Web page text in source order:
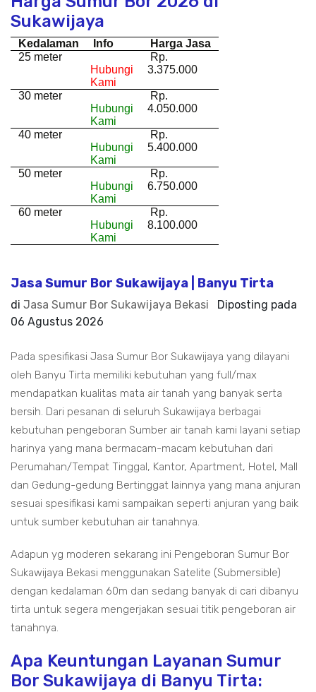
Sukawijaya
Kedalaman Info
Harga Jasa
25 meter
Hubungi
Kami
Rp.
3.375.000
30 meter
Hubungi
Kami
Rp.
4.050.000
40 meter
Hubungi
Kami
Rp.
5.400.000
50 meter
Hubungi
Kami
Rp.
6.750.000
60 meter
Hubungi
Kami
Rp.
8.100.000
Jasa Sumur Bor Sukawijaya | Banyu Tirta
di Jasa Sumur Bor Sukawijaya Bekasi
Diposting pada
06 Agustus 2026
Pada spesifikasi Jasa Sumur Bor Sukawijaya yang dilayani
oleh Banyu Tirta memiliki kebutuhan yang full/max
mendapatkan kualitas mata air tanah yang banyak serta
bersih. Dari pesanan di seluruh Sukawijaya berbagai
kebutuhan pengeboran Sumber air tanah kami layani setiap
harinya yang mana bermacam-macam kebutuhan dari
Perumahan/Tempat Tinggal, Kantor, Apartment, Hotel, Mall
dan Gedung-gedung Bertinggat lainnya yang mana anjuran
sesuai spesifikasi kami sampaikan seperti anjuran yang baik
untuk sumber kebutuhan air tanahnya.
Adapun yg moderen sekarang ini Pengeboran Sumur Bor
Sukawijaya Bekasi menggunakan Satelite (Submersible)
dengan kedalaman 60m dan sedang banyak di cari dibanyu
tirta untuk segera mengerjakan sesuai titik pengeboran air
tanahnya.
Apa Keuntungan Layanan Sumur
Bor Sukawijaya di Banyu Tirta: